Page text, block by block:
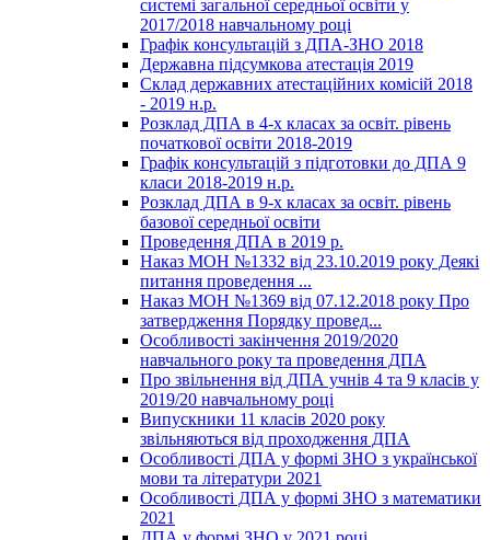
системі загальної середньої освіти у
2017/2018 навчальному році
Графік консультацій з ДПА-ЗНО 2018
Державна підсумкова атестація 2019
Склад державних атестаційних комісій 2018
- 2019 н.р.
Розклад ДПА в 4-х класах за освіт. рівень
початкової освіти 2018-2019
Графік консультацій з підготовки до ДПА 9
класи 2018-2019 н.р.
Розклад ДПА в 9-х класах за освіт. рівень
базової середньої освіти
Проведення ДПА в 2019 р.
Наказ МОН №1332 від 23.10.2019 року Деякі
питання проведення ...
Наказ МОН №1369 від 07.12.2018 року Про
затвердження Порядку провед...
Особливості закінчення 2019/2020
навчального року та проведення ДПА
Про звільнення від ДПА учнів 4 та 9 класів у
2019/20 навчальному році
Випускники 11 класів 2020 року
звільняються від проходження ДПА
Особливості ДПА у формі ЗНО з української
мови та літератури 2021
Особливості ДПА у формі ЗНО з математики
2021